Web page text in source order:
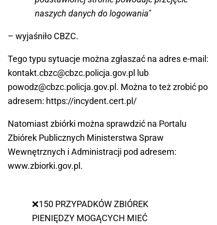
naszych danych do logowania"
– wyjaśniło CBZC.
Tego typu sytuacje można zgłaszać na adres e-mail:
kontakt.cbzc@cbzc.policja.gov.pl
lub
powodz@cbzc.policja.gov.pl . Można to też zrobić po
adresem: https://incydent.cert.pl/
Natomiast zbiórki można sprawdzić na Portalu
Zbiórek Publicznych Ministerstwa Spraw
Wewnętrznych i Administracji pod adresem:
www.zbiorki.gov.pl.
❌150 PRZYPADKÓW ZBIÓREK
PIENIĘDZY MOGĄCYCH MIEĆ